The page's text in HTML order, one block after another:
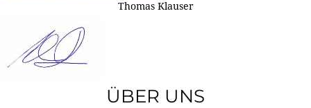
Thomas Klauser
ÜBER UNS